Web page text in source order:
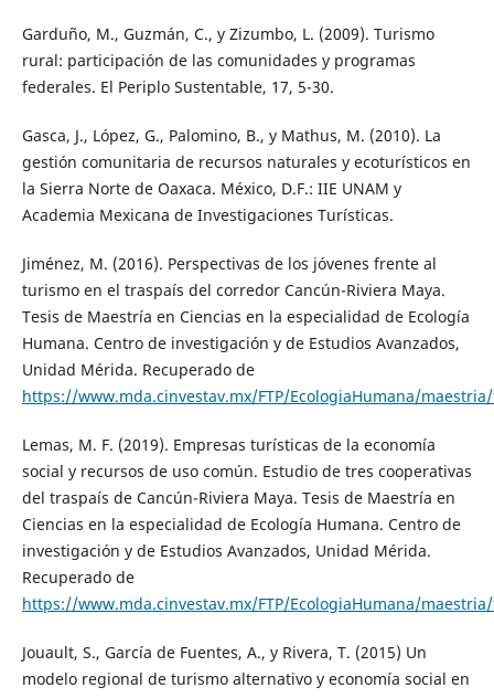
Garduño, M., Guzmán, C., y Zizumbo, L. (2009). Turismo
rural: participación de las comunidades y programas
federales. El Periplo Sustentable, 17, 5-30.
Gasca, J., López, G., Palomino, B., y Mathus, M. (2010). La
gestión comunitaria de recursos naturales y ecoturísticos en
la Sierra Norte de Oaxaca. México, D.F.: IIE UNAM y
Academia Mexicana de Investigaciones Turísticas.
Jiménez, M. (2016). Perspectivas de los jóvenes frente al
turismo en el traspaís del corredor Cancún-Riviera Maya.
Tesis de Maestría en Ciencias en la especialidad de Ecología
Humana. Centro de investigación y de Estudios Avanzados,
Unidad Mérida. Recuperado de
https://www.mda.cinvestav.mx/FTP/EcologiaHumana/
Lemas, M. F. (2019). Empresas turísticas de la economía
social y recursos de uso común. Estudio de tres cooperativas
del traspaís de Cancún-Riviera Maya. Tesis de Maestría en
Ciencias en la especialidad de Ecología Humana. Centro de
investigación y de Estudios Avanzados, Unidad Mérida.
Recuperado de
https://www.mda.cinvestav.mx/FTP/EcologiaHumana/
Jouault, S., García de Fuentes, A., y Rivera, T. (2015) Un
modelo regional de turismo alternativo y economía social en